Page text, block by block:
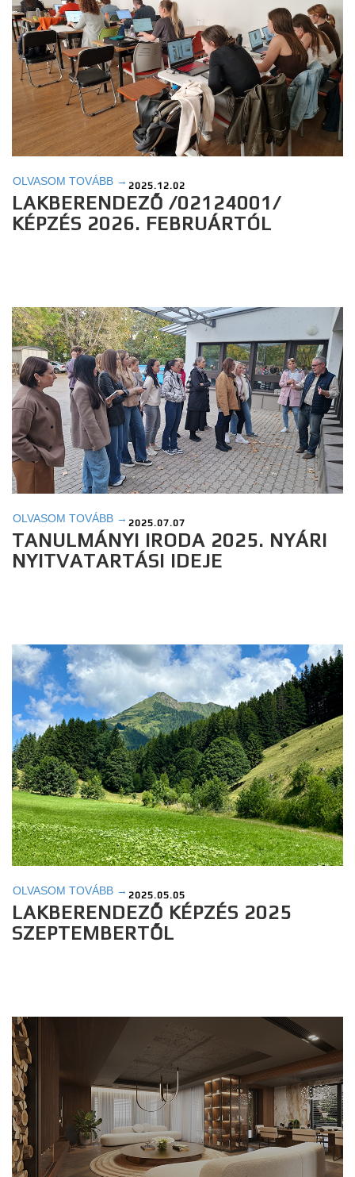
OLVASOM TOVÁBB → 2025.12.02
LAKBERENDEZŐ /02124001/
KÉPZÉS 2026. FEBRUÁRTÓL
OLVASOM TOVÁBB → 2025.07.07
TANULMÁNYI IRODA 2025. NYÁRI
NYITVATARTÁSI IDEJE
OLVASOM TOVÁBB → 2025.05.05
LAKBERENDEZŐ KÉPZÉS 2025
SZEPTEMBERTŐL